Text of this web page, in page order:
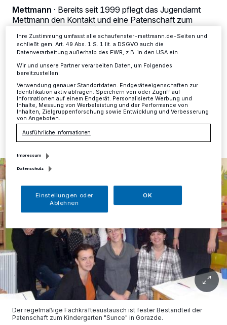
Mettmann · Bereits seit 1999 pflegt das Jugendamt
Mettmann den Kontakt und eine Patenschaft zum
Gorazde und konnte der Einrichtung bereits mehrfach
durch Spendengelder, die auf den Weltkindertagen
helfen.
29.05.2020 , 10:40 Uhr Eine Minute Lesezeit
Der regelmäßige Fachkräfteaustausch ist fester Bestandteil der
Patenschaft zum Kindergarten "Sunce" in Gorazde.
Einstellungen oder Ablehnen am unteren Rand der Webseite klicken.
Ihre Einstellungen gelten innerhalb unseres Website. Weitere
Informationen finden Sie in unserer Datenschutzerklärung.
Ihre Zustimmung umfasst alle schaufenster-mettmann.de-Seiten und
schließt gem. Art. 49 Abs. 1 S. 1 lit. a DSGVO auch die
Datenverarbeitung außerhalb des EWR, z.B. in den USA ein.
Wir und unsere Partner verarbeiten Daten, um Folgendes
bereitzustellen:
Verwendung genauer Standortdaten. Endgeräteeigenschaften zur
Identifikation aktiv abfragen. Speichern von oder Zugriff auf
Informationen auf einem Endgerät. Personalisierte Werbung und
Inhalte, Messung von Werbeleistung und der Performance von
Inhalten, Zielgruppenforschung sowie Entwicklung und Verbesserung
von Angeboten.
Ausführliche Informationen
Impressum
Datenschutz
Einstellungen oder
Ablehnen
OK